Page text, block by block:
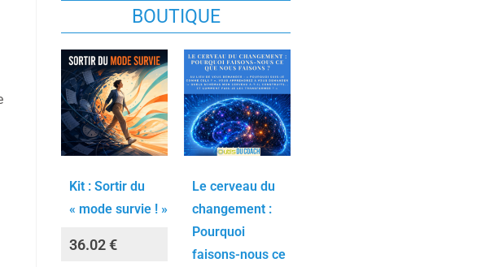
BOUTIQUE
Kit : Sortir du
« mode survie ! »
36.02€
Le cerveau du
changement :
Pourquoi
faisons-nous ce